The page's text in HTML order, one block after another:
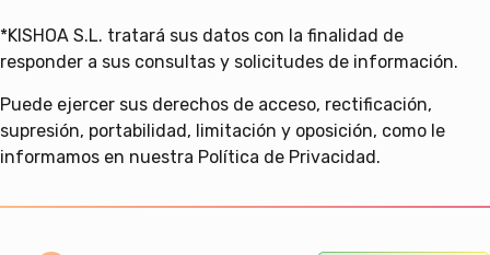
*KISHOA S.L. tratará sus datos con la finalidad de
responder a sus consultas y solicitudes de información.
Puede ejercer sus derechos de acceso, rectificación,
supresión, portabilidad, limitación y oposición, como le
informamos en nuestra Política de Privacidad.